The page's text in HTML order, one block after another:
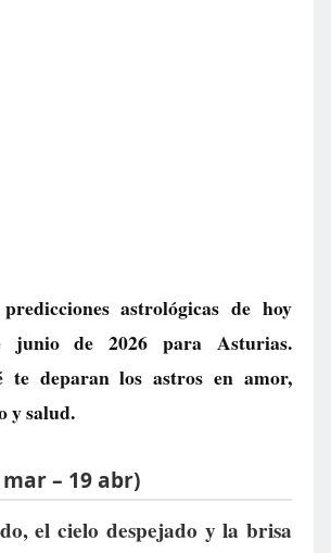
astrológicas de hoy
junio de 2026 para Asturias.
te deparan los astros en amor,
y salud.
– 19 abr)
el cielo despejado y la brisa